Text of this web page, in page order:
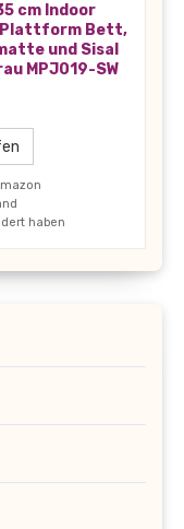
cm Indoor
Plattform Bett,
und Sisal
MPJ019-SW
haben